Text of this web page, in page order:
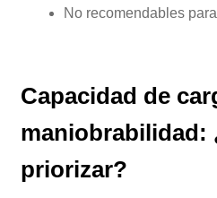
No recomendables
Capacidad de
maniobrabilidad:
priorizar?